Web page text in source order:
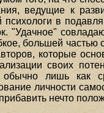
ведущие к
в
"Удачное"
большей
которые
своих
лишь как
личности
нечто